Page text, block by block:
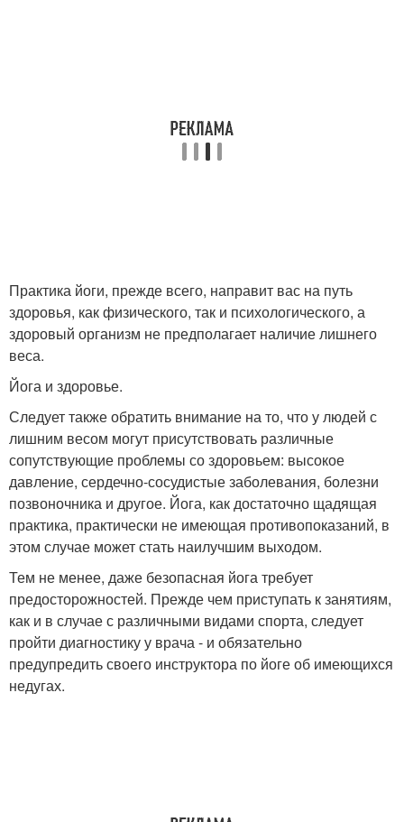
Практика йоги, прежде всего, направит вас на путь
здоровья, как физического, так и психологического, а
здоровый организм не предполагает наличие лишнего
веса.
Йога и здоровье.
Следует также обратить внимание на то, что у людей с
лишним весом могут присутствовать различные
сопутствующие проблемы со здоровьем: высокое
давление, сердечно-сосудистые заболевания, болезни
позвоночника и другое. Йога, как достаточно щадящая
практика, практически не имеющая противопоказаний, в
этом случае может стать наилучшим выходом.
Тем не менее, даже безопасная йога требует
предосторожностей. Прежде чем приступать к занятиям,
как и в случае с различными видами спорта, следует
пройти диагностику у врача - и обязательно
предупредить своего инструктора по йоге об имеющихся
недугах.